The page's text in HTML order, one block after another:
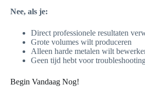
Nee, als je:
Direct professionele resultaten
Grote volumes wilt produceren
Alleen harde metalen wilt
Geen tijd hebt voor
Begin Vandaag Nog!